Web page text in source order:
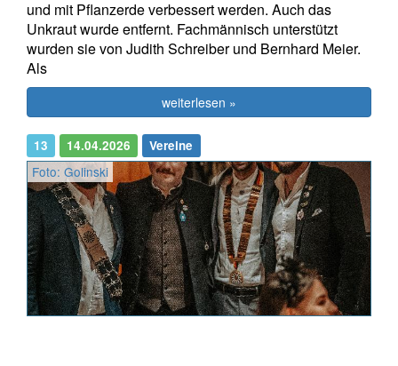
und mit Pflanzerde verbessert werden. Auch das
Unkraut wurde entfernt. Fachmännisch unterstützt
wurden sie von Judith Schreiber und Bernhard Meier.
Als
weiterlesen »
13 14.04.2026 Vereine
Foto: Golinski